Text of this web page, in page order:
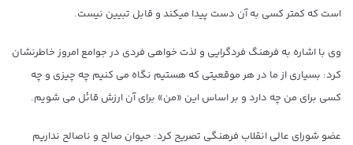
است که کمتر کسی به آن دست پیدا میکند و قابل تبیین نیست.
وی با اشاره به فرهنگ فردگرایی و لذت خواهی فردی در جوامع امروز خاطرنشان
کرد: بسیاری از ما در هر موقعیتی که هستیم نگاه می کنیم چه چیزی و چه
کسی برای من چه دارد و بر اساس این «من» برای آن ارزش قائل می شویم.
عضو شورای عالی انقلاب فرهنگی تصریح کرد: حیوان صالح و ناصالح نداریم